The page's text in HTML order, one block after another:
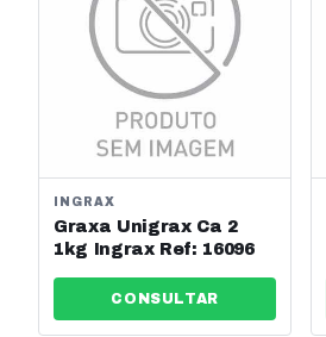
INGRAX
Graxa Unigrax Ca 2
1kg Ingrax Ref: 16096
CONSULTAR